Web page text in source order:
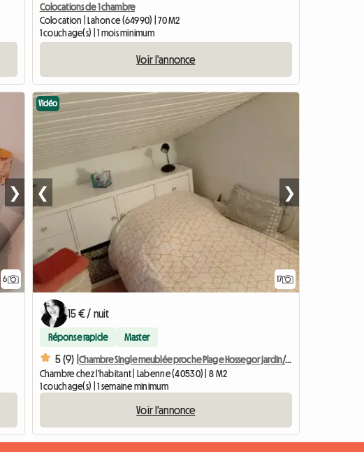
Colocations de 1 chambre
Colocation | Lahonce (64990) | 70 M2
1 couchage(s) | 1 mois minimum
Voir l'annonce
6
❯
17
Vidéo
❮ ❯
15 € / nuit
Réponse rapide Master
5 (9) |
Chambre Single meublée proche Plage Hossegor jardin/piscine
Chambre chez l'habitant | Labenne (40530) | 8 M2
1 couchage(s) | 1 semaine minimum
Voir l'annonce